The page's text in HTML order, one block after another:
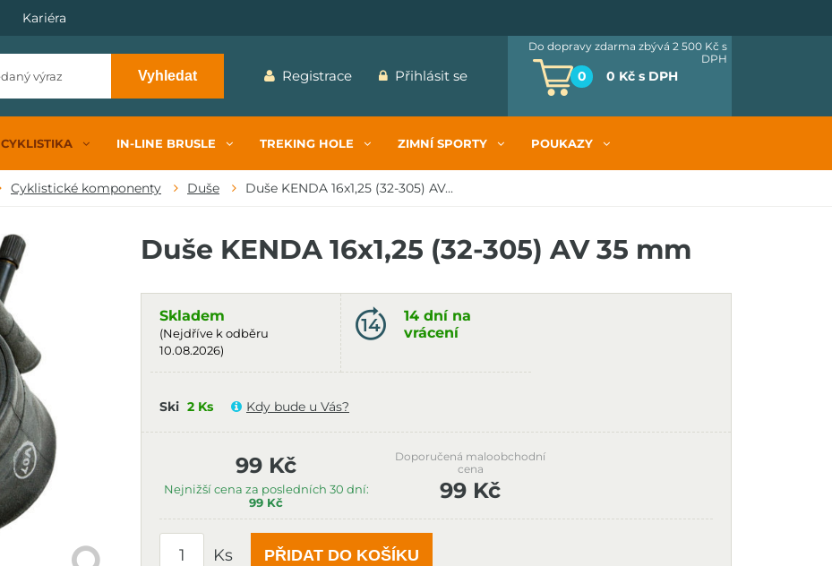
Kariéra
Vyhledat Registrace Přihlásit se 0 0 Kč s DPH
Do dopravy zdarma zbývá 2 500 Kč s
DPH
CYKLISTIKA IN-LINE BRUSLE TREKING HOLE ZIMNÍ SPORTY POUKAZY
Cyklistické komponenty Duše Duše KENDA 16x1,25 (32-305) AV...
Duše KENDA 16x1,25 (32-305) AV 35 mm
Skladem
(Nejdříve k odběru
10.08.2026)
14 dní na
vrácení
Ski 2 Ks Kdy bude u Vás?
99 Kč
Nejnižší cena za posledních 30 dní:
99 Kč
Doporučená maloobchodní
cena
99 Kč
Ks PŘIDAT DO KOŠÍKU